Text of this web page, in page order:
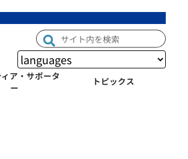
ア・サポータ
ー
トピックス